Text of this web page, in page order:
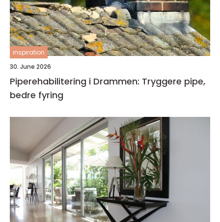
inspiration
30. June 2026
Piperehabilitering i Drammen: Tryggere pipe,
bedre fyring